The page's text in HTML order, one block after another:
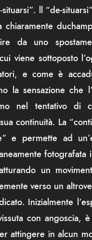
ll “de-
chiaramente
da uno
viene sottoposto
e come è
la sensazione che
nel tentativo di
continuità. La
e permette ad
fotografata
un
verso un
Inizialmente
con angoscia, è
attingere in alcun